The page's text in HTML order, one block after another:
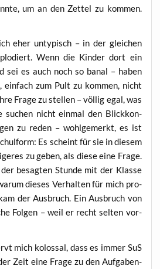
um an den Zet­tel zu kom­men.
eher unty­pisch – in der glei­chen
Wenn die Kin­der dort ein
sei es auch noch so banal – haben
ein­fach zum Pult zu kom­men, nicht
Fra­ge zu stel­len – völ­lig egal, was
suchen nicht ein­mal den Blick­kon­
zu reden – wohl­ge­merkt, es ist
Es scheint für sie in die­sem
zu geben, als die­se eine Fra­ge.
besag­ten Stun­de mit der Klas­se
die­ses Ver­hal­ten für mich pro­
der Aus­bruch. Ein Aus­bruch von
Fol­gen – weil er recht sel­ten vor­
mich kolos­sal, dass es immer SuS
Zeit eine Fra­ge zu den Auf­ga­ben­